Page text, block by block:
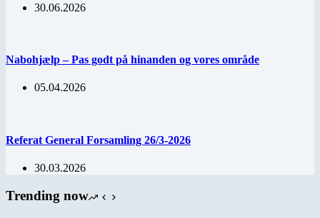
30.06.2026
Nabohjælp – Pas godt på hinanden og vores område
05.04.2026
Referat General Forsamling 26/3-2026
30.03.2026
Trending now